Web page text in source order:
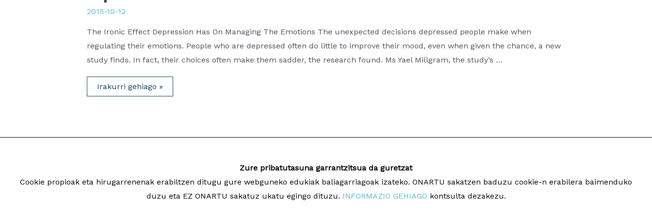
2015-10-12
The Ironic Effect Depression Has On Managing The Emotions The unexpected decisions depressed people make when
regulating their emotions. People who are depressed often do little to improve their mood, even when given the chance, a new
study finds. In fact, their choices often make them sadder, the research found. Ms Yael Millgram, the study’s …
Depression
&
Emotions
Irakurri gehiago »
2026 Saiatuz Psikologia Diseinua eta garapena:
Zure pribatutasuna garrantzitsua da guretzat
Cookie propioak eta hirugarrenenak erabiltzen ditugu gure webguneko edukiak baliagarriagoak izateko. ONARTU sakatzen baduzu cookie-n erabilera baimenduko
duzu eta EZ ONARTU sakatuz ukatu egingo dituzu. INFORMAZIO GEHIAGO kontsulta dezakezu.